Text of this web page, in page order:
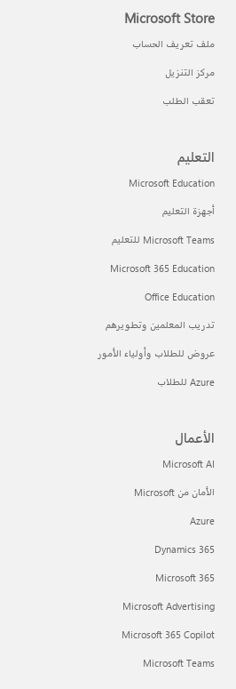
Microsoft Store
ملف تعريف الحساب
مركز التنزيل
تعقب الطلب
التعليم
Microsoft Education
أجهزة التعليم
Microsoft Teams للتعليم
Microsoft 365 Education
Office Education
تدريب المعلمين وتطويرهم
عروض للطلاب وأولياء الأمور
Azure للطلاب
الأعمال
Microsoft AI
الأمان من Microsoft
Azure
Dynamics 365
Microsoft 365
Microsoft Advertising
Microsoft 365 Copilot
Microsoft Teams